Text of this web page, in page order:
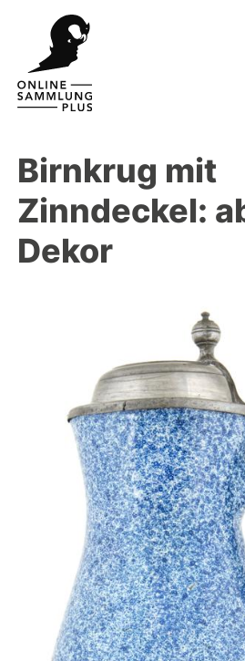
Birnkrug mit
Zinndeckel:
Dekor